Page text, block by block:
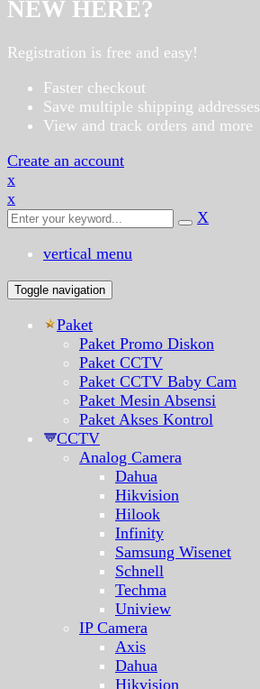
NEW HERE?
Registration is free and easy!
Faster checkout
Save multiple shipping addresses
View and track orders and more
Create an account
x
x
X
vertical menu
Toggle navigation
Paket
Paket Promo Diskon
Paket CCTV
Paket CCTV Baby Cam
Paket Mesin Absensi
Paket Akses Kontrol
CCTV
Analog Camera
Dahua
Hikvision
Hilook
Infinity
Samsung Wisenet
Schnell
Techma
Uniview
IP Camera
Axis
Dahua
Hikvision